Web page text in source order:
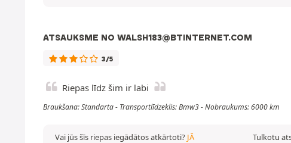
ATSAUKSME NO WALSH183@BTINTERNET.COM
3/5
Riepas līdz šim ir labi
Braukšana: Standarta - Transportlīdzeklis: Bmw3 - Nobraukums: 6000 km
Tulkotu
Vai jūs šīs riepas iegādātos atkārtoti? JĀ